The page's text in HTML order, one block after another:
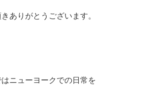
ありがとうございます。
ニューヨークでの日常を